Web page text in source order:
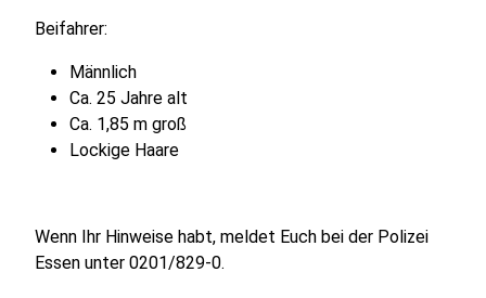
Beifahrer:
Männlich
Ca. 25 Jahre alt
Ca. 1,85 m groß
Lockige Haare
Wenn Ihr Hinweise habt, meldet Euch bei der Polizei
Essen unter 0201/829-0.